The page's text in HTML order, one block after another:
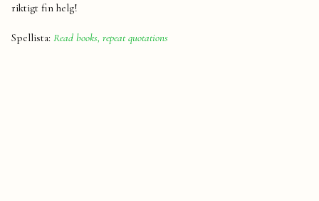
riktigt fin helg!
Spellista: Read books, repeat quotations